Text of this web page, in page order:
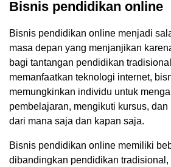
Bisnis pendidikan online
Bisnis pendidikan online menjadi
masa depan yang menjanjikan
bagi tantangan pendidikan
memanfaatkan teknologi internet,
memungkinkan individu untuk
pembelajaran, mengikuti kursus,
dari mana saja dan kapan saja.
Bisnis pendidikan online memiliki
dibandingkan pendidikan tradisional,